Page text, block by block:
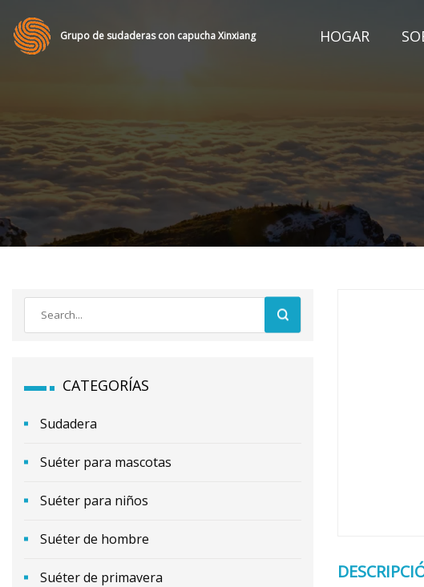
Grupo de sudaderas con capucha Xinxiang HOGAR
CATEGORÍAS
Sudadera
Suéter para mascotas
Suéter para niños
Suéter de hombre
Suéter de primavera